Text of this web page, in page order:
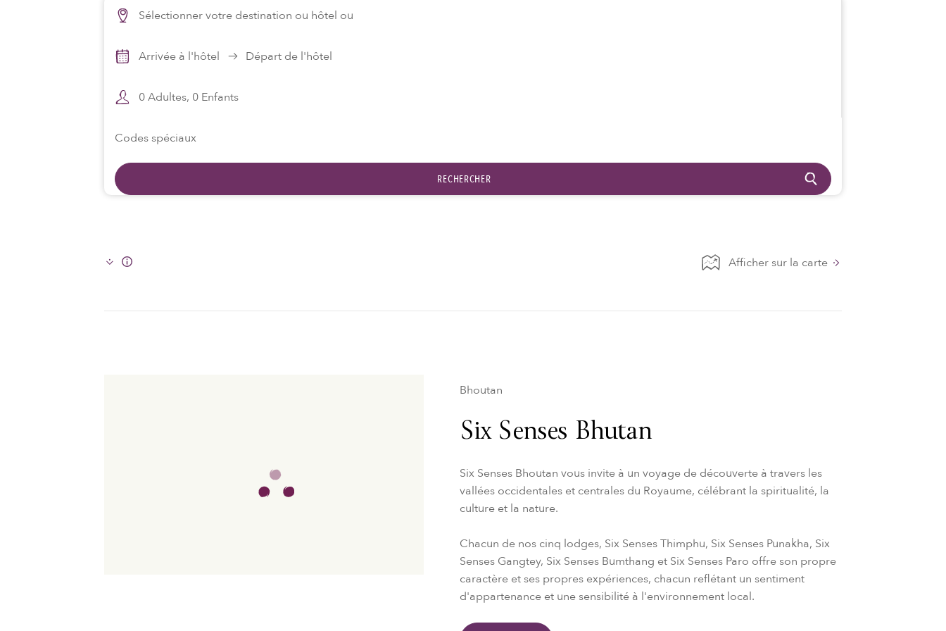
Sélectionner votre destination ou hôtel ou
Arrivée à l'hôtel Départ de l'hôtel
0Adultes, 0 Enfants
Codes spéciaux
RECHERCHER
Afficher sur la carte
Bhoutan
Six Senses Bhutan
Six Senses Bhoutan vous invite à un voyage de découverte à travers les
vallées occidentales et centrales du Royaume, célébrant la spiritualité, la
culture et la nature.
Chacun de nos cinq lodges, Six Senses Thimphu, Six Senses Punakha, Six
Senses Gangtey, Six Senses Bumthang et Six Senses Paro offre son propre
caractère et ses propres expériences, chacun reflétant un sentiment
d'appartenance et une sensibilité à l'environnement local.